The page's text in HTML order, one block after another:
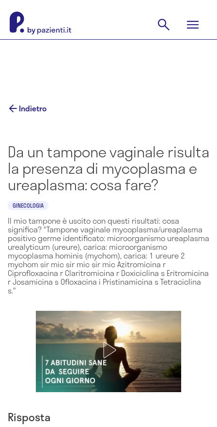
Indietro
Da un tampone vaginale risulta
la presenza di mycoplasma e
ureaplasma: cosa fare?
GINECOLOGIA
Il mio tampone è uscito con questi risultati: cosa
significa? "Tampone vaginale mycoplasma/ureaplasma
positivo germe identificato: microorganismo ureaplasma
urealyticum (ureure), carica: microorganismo
mycoplasma hominis (mychom), carica: 1 ureure 2
mychom sir mic sir mic sir mic Azitromicina r
Ciprofloxacina r Claritromicina r Doxiciclina s Eritromicina
r Josamicina s Ofloxacina i Pristinamicina s Tetraciclina
s."
Risposta